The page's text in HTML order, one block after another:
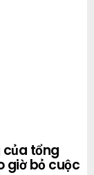
của tổng
giờ bỏ cuộc